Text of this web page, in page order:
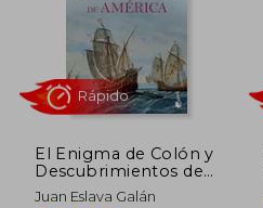
El Enigma de Colón y
Descubrimientos de
Amèrica
Juan Eslava Galán